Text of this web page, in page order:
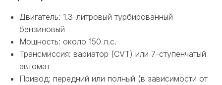
Двигатель: 1.3-литровый турбированный
бензиновый
Мощность: около 150 л.с.
Трансмиссия: вариатор (CVT) или 7-ступенчатый
автомат
Привод: передний или полный (в зависимости от